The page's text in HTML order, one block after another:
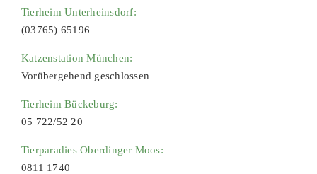
Tierheim Unterheinsdorf:
(03765) 65196
Katzenstation München:
Vorübergehend geschlossen
Tierheim Bückeburg:
05 722/52 20
Tierparadies Oberdinger Moos:
0811 1740